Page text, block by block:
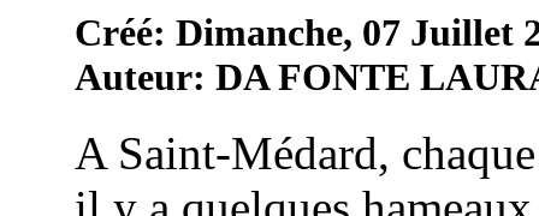
Créé: Dimanche, 07 Juillet
Auteur: DA FONTE
A Saint-Médard,